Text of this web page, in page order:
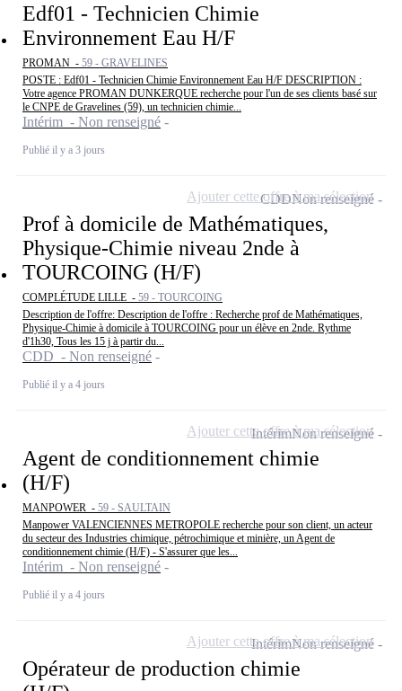
Edf01 - Technicien Chimie
Environnement Eau H/F
PROMAN - 59 - GRAVELINES
POSTE : Edf01 - Technicien Chimie Environnement Eau H/F DESCRIPTION :
Votre agence PROMAN DUNKERQUE recherche pour l'un de ses clients basé sur
le CNPE de Gravelines (59), un technicien chimie...
Intérim - Non renseigné
Publié il y a 3 jours
Prof à domicile de Mathématiques,
Physique-Chimie niveau 2nde à
TOURCOING (H/F)
COMPLÉTUDE LILLE - 59 - TOURCOING
Description de l'offre: Description de l'offre : Recherche prof de Mathématiques,
Physique-Chimie à domicile à TOURCOING pour un élève en 2nde. Rythme
d'1h30, Tous les 15 j à partir du...
CDD - Non renseigné
Publié il y a 4 jours
CDDNon renseigné
Ajouter cette offre à ma sélection
Agent de conditionnement chimie
(H/F)
MANPOWER - 59 - SAULTAIN
Manpower VALENCIENNES METROPOLE recherche pour son client, un acteur
du secteur des Industries chimique, pétrochimique et minière, un Agent de
conditionnement chimie (H/F) - S'assurer que les...
Intérim - Non renseigné
Publié il y a 4 jours
IntérimNon renseigné
Ajouter cette offre à ma sélection
Opérateur de production chimie
IntérimNon renseigné
Ajouter cette offre à ma sélection